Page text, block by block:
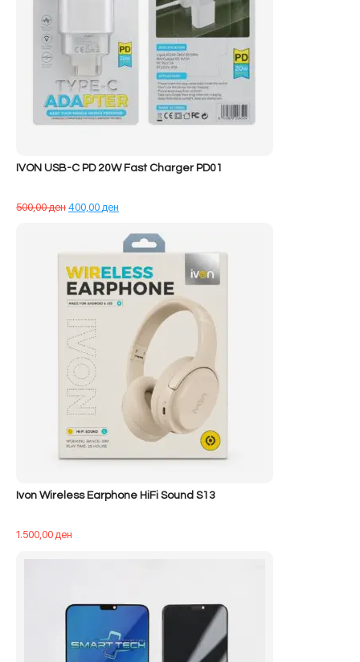
IVON USB-C PD 20W Fast Charger PD01
500,00денÇmimi
400,00ден
tanishëm
është:
Ivon Wireless Earphone HiFi Sound S13
1.500,00ден